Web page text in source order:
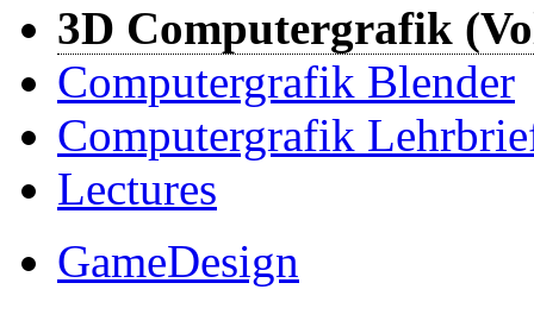
3D Computergrafik
Computergrafik Blender
Computergrafik
Lectures
GameDesign